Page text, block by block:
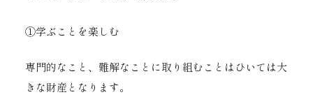
①学ぶことを楽しむ
専門的なこと、難解なことに取り組むことはひいては大
きな財産となります。